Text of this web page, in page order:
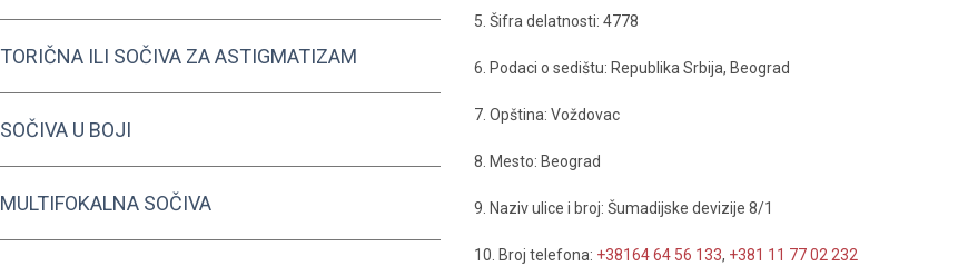
TORIČNA ILI SOČIVA ZA ASTIGMATIZAM
SOČIVA U BOJI
MULTIFOKALNA SOČIVA
5. Šifra delatnosti: 4778
6. Podaci o sedištu: Republika Srbija, Beograd
7. Opština: Voždovac
8. Mesto: Beograd
9. Naziv ulice i broj: Šumadijske devizije 8/1
10. Broj telefona: +38164 64 56 133, +381 11 77 02 232